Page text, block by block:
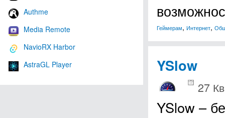
Authme
Media Remote
NavioRX Harbor
AstraGL Player
Геймерам, Интернет,
YSlow
27
YSlow –